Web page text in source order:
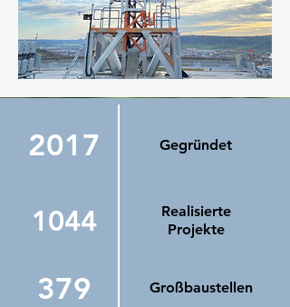
2017
1044
379
Gegründet
Realisierte
Projekte
Großbaustellen